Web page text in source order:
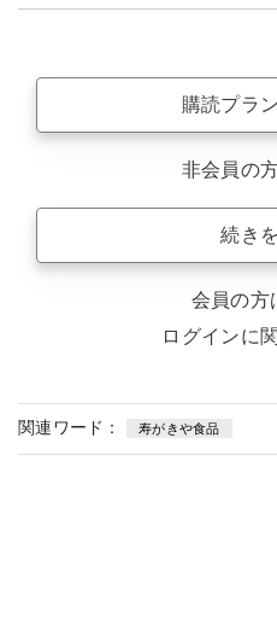
購読プラ
非会員の
続き
会員の方
ログインに
関連ワード： 寿がきや食品